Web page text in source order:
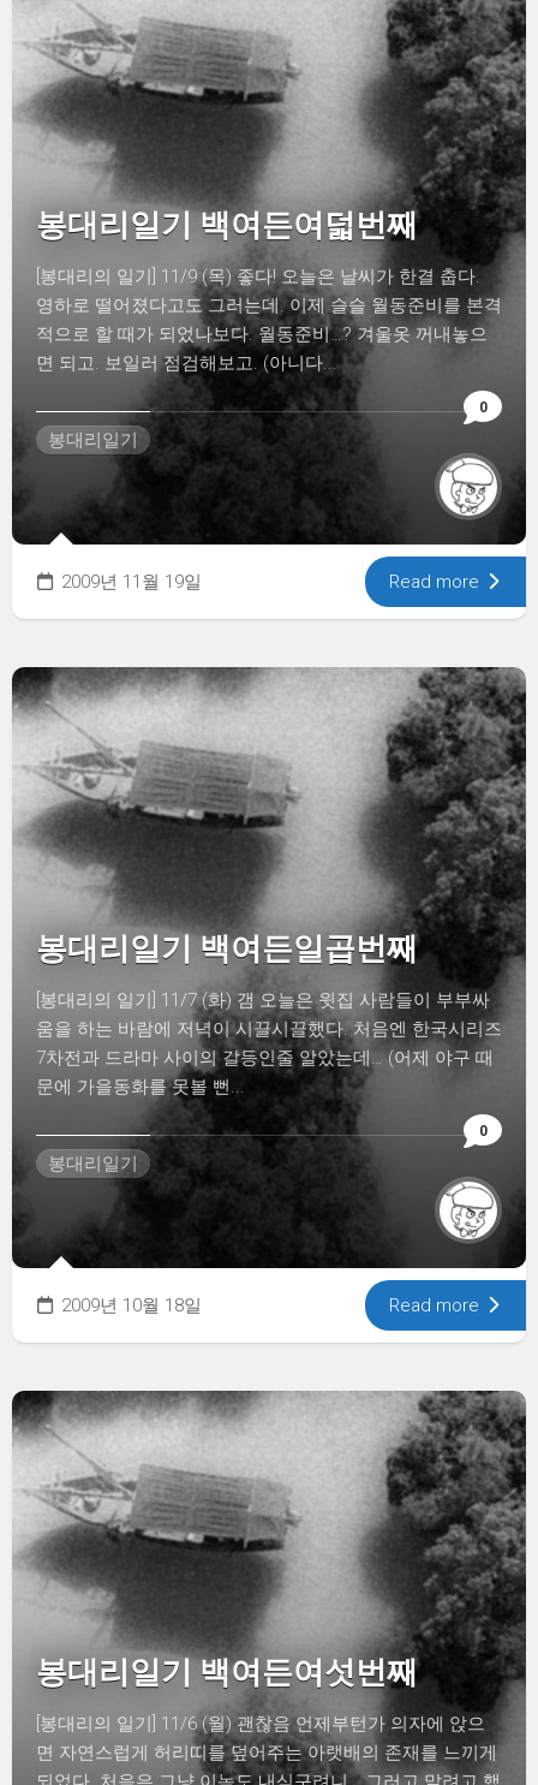
0
봉대리일기 백여든여덟번째
[봉대리의 일기] 11/9 (목) 좋다! 오늘은 날씨가 한결 춥다.
영하로 떨어졌다고도 그러는데. 이제 슬슬 월동준비를 본격
적으로 할 때가 되었나보다. 월동준비…? 겨울옷 꺼내놓으
면 되고. 보일러 점검해보고. (아니다...
봉대리일기
2009년 11월 19일 Read more
0
봉대리일기 백여든일곱번째
[봉대리의 일기] 11/7 (화) 갬 오늘은 윗집 사람들이 부부싸
움을 하는 바람에 저녁이 시끌시끌했다. 처음엔 한국시리즈
7차전과 드라마 사이의 갈등인줄 알았는데… (어제 야구 때
문에 가을동화를 못볼 뻔...
봉대리일기
2009년 10월 18일 Read more
봉대리일기 백여든여섯번째
[봉대리의 일기] 11/6 (월) 괜찮음 언제부턴가 의자에 앉으
면 자연스럽게 허리띠를 덮어주는 아랫배의 존재를 느끼게